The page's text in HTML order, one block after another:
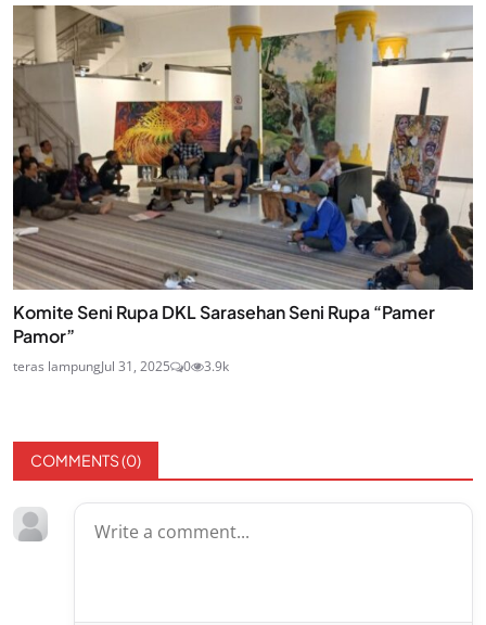
Komite Seni Rupa DKL Sarasehan Seni Rupa “Pamer
Pamor”
teras lampungJul 31, 2025 0 3.9k
COMMENTS (0)